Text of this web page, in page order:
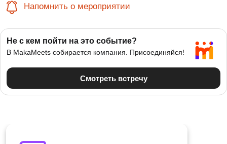
Напомнить о мероприятии